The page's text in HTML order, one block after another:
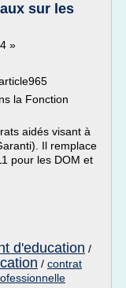
sur les
»
la Fonction
aidés visant à
Il remplace
pour les DOM et
d'education /
/ contrat